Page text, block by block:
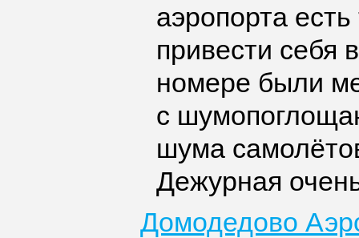
аэропорта
привести себя
номере были
с
шума
Дежурная
Домодедово